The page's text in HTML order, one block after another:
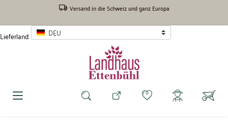
Versand in die Schweiz und ganz Europa
Lieferland: DEU